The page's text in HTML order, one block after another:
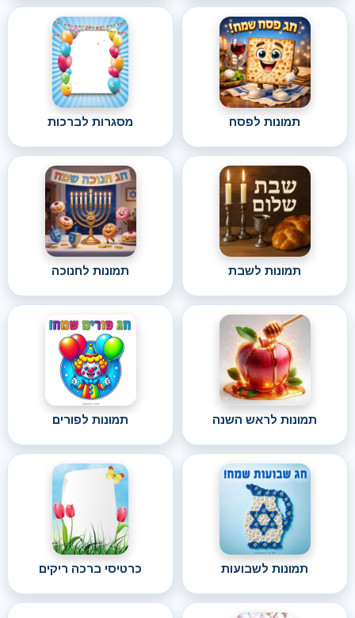
תמונות לפסח מסגרות לברכות
תמונות לשבת תמונות לחנוכה
תמונות לראש השנה תמונות לפורים
תמונות לשבועות כרטיסי ברכה ריקים